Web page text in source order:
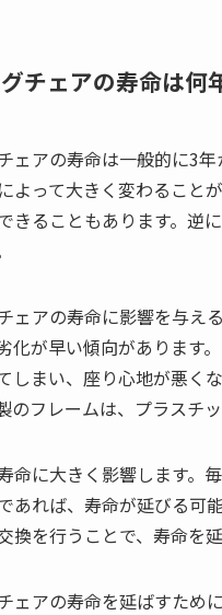
チェアの寿命は何
ェアの寿命は一般的に3
よって大きく変わること
きることもあります。逆
ェアの寿命に影響を与え
化が早い傾向があります
しまい、座り心地が悪く
のフレームは、プラスチ
命に大きく影響します。
あれば、寿命が延びる可
換を行うことで、寿命を
ェアの寿命を延ばすため